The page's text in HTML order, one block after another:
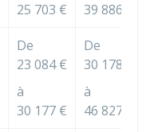
25 703 €
39 886 €
De
23 084 €
à
30 177 €
De
30 178 €
à
46 827 €